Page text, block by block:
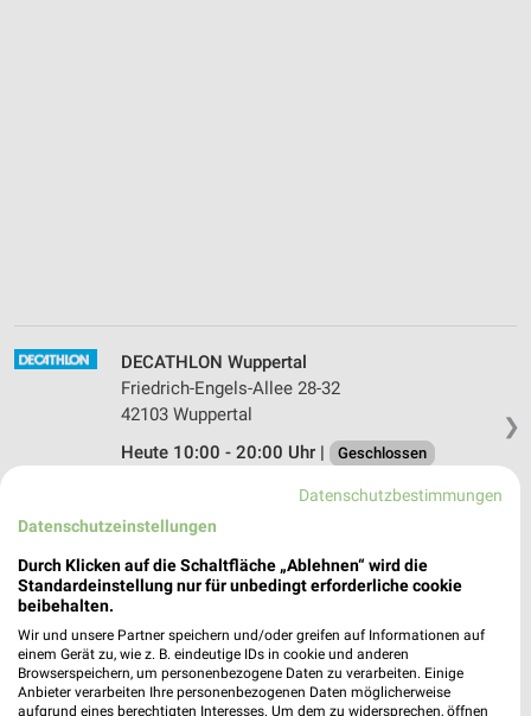
❯
DECATHLON Wuppertal
Friedrich-Engels-Allee 28-32
42103 Wuppertal
Heute 10:00 - 20:00 Uhr |
Geschlossen
DECATHLON Essen
Porscheplatz 2
Heute 10:00 - 20:00 Uhr | Geschlossen
453,00 km
Datenschutzbestimmungen
Datenschutzeinstellungen
Durch Klicken auf die Schaltfläche „Ablehnen“ wird die
Standardeinstellung nur für unbedingt erforderliche cookie
beibehalten.
Wir und unsere Partner speichern und/oder greifen auf Informationen auf
einem Gerät zu, wie z. B. eindeutige IDs in cookie und anderen
Browserspeichern, um personenbezogene Daten zu verarbeiten. Einige
Anbieter verarbeiten Ihre personenbezogenen Daten möglicherweise
aufgrund eines berechtigten Interesses. Um dem zu widersprechen, öffnen